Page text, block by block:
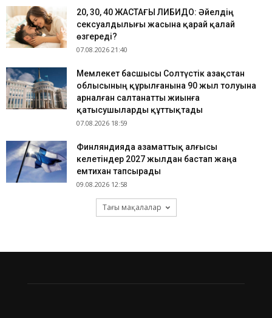
​20, 30, 40 ЖАСТАҒЫ ЛИБИДО: Әйелдің
сексуалдылығы жасына қарай қалай
өзгереді?
07.08.2026 21:40
Мемлекет басшысы Солтүстік Қазақстан
облысының құрылғанына 90 жыл толуына
арналған салтанатты жиынға
қатысушыларды құттықтады
07.08.2026 18:59
Финляндияда азаматтық алғысы
келетіндер 2027 жылдан бастап жаңа
емтихан тапсырады
09.08.2026 12:58
Тағы мақалалар